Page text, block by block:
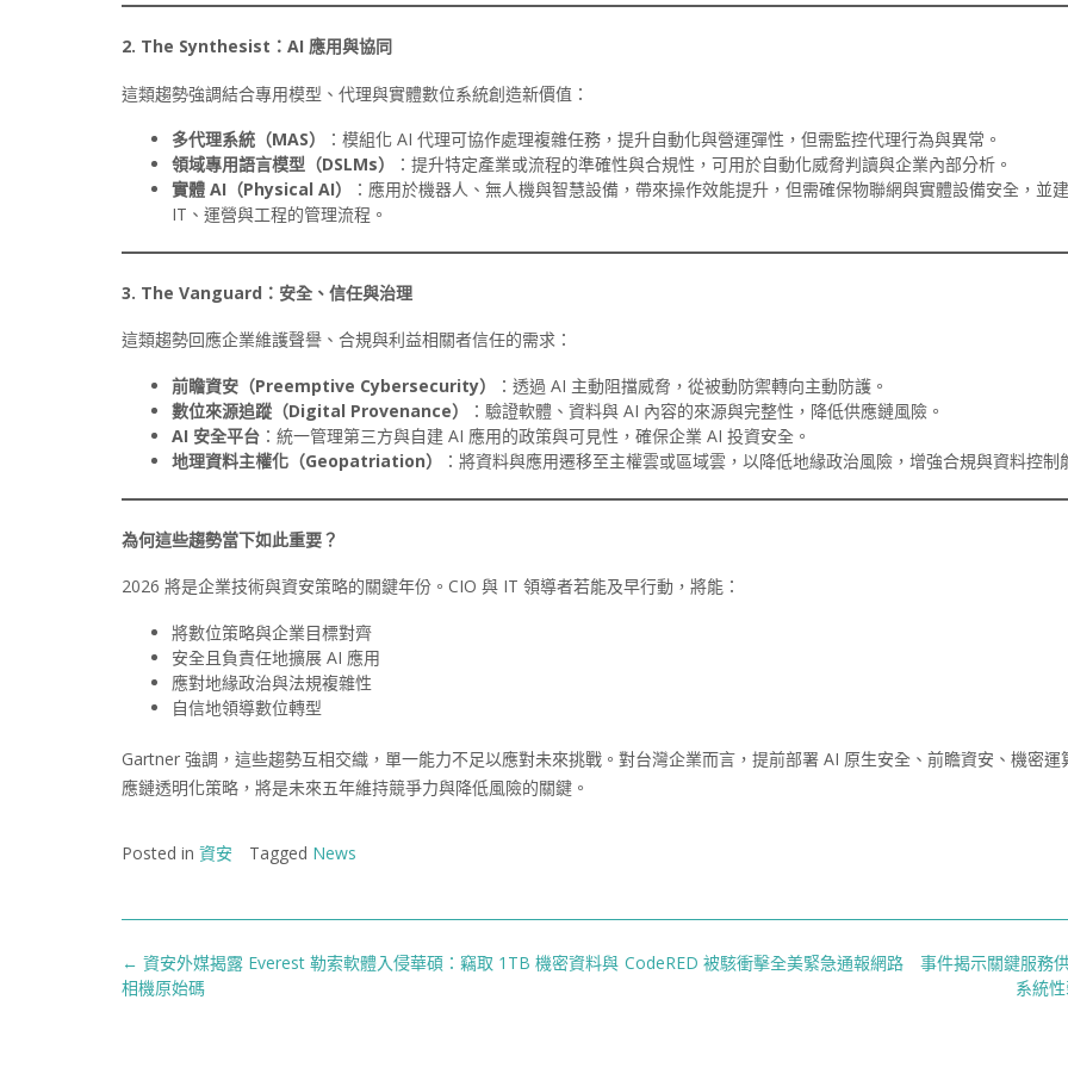
2. The Synthesist ：AI 應用與協同
這類趨勢強調結合專用模型、代理與實體數位系統創造新價值：
多代理系統（MAS）
：模組化 AI 代理可協作處理複雜任務，提升自動化與營運彈性，但需監控代理行為與異常。
領域專用語言模型（DSLMs）
：提升特定產業或流程的準確性與合規性，可用於自動化威脅判讀與企業內部分析。
實體 AI （Physical AI）
：應用於機器人、無人機與智慧設備，帶來操作效能提升，但需確保物聯網與實體設備安全，並
IT、運營與工程的管理流程。
3. The Vanguard ：安全、信任與治理
這類趨勢回應企業維護聲譽、合規與利益相關者信任的需求：
前瞻資安（Preemptive Cybersecurity）
：透過 AI 主動阻擋威脅，從被動防禦轉向主動防護。
數位來源追蹤（Digital Provenance）
：驗證軟體、資料與 AI 內容的來源與完整性，降低供應鏈風險。
AI 安全平台 ：統一管理第三方與自建 AI 應用的政策與可見性，確保企業 AI 投資安全。
地理資料主權化（Geopatriation） ：將資料與應用遷移至主權雲或區域雲，以降低地緣政治風險，增強合規與資料控制
為何這些趨勢當下如此重要？
2026 將是企業技術與資安策略的關鍵年份。CIO 與 IT 領導者若能及早行動，將能：
將數位策略與企業目標對齊
安全且負責任地擴展 AI 應用
應對地緣政治與法規複雜性
自信地領導數位轉型
Gartner 強調，這些趨勢互相交織，單一能力不足以應對未來挑戰。對台灣企業而言，提前部署 AI 原生安全、前瞻資安、機密運
應鏈透明化策略，將是未來五年維持競爭力與降低風險的關鍵。
Posted in 資安 Tagged News
Post
navigation
CodeRED 被駭衝擊全美緊急通報網路 事件揭示關鍵服務
系統
← 資安外媒揭露 Everest 勒索軟體入侵華碩：竊取 1TB 機密資料與
相機原始碼